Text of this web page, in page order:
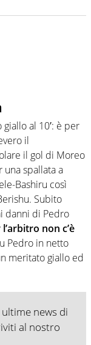
al 10′: è per
il
il gol di Moreo
una spallata a
Bashiru così
Subito
danni di Pedro
non c’è
Pedro in netto
meritato giallo ed
news di
al nostro